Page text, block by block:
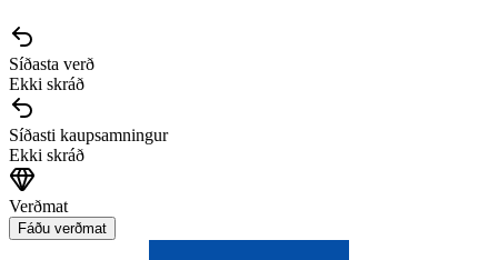
Síðasta verð
Ekki skráð
Síðasti kaupsamningur
Ekki skráð
Verðmat
Fáðu verðmat